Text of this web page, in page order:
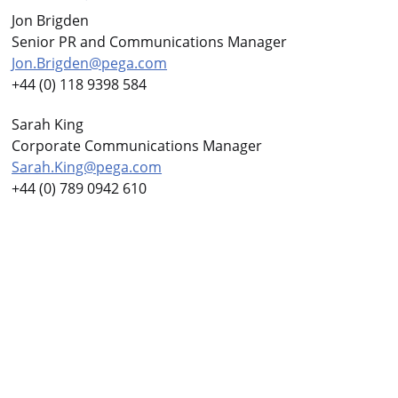
Jon Brigden
Senior PR and Communications Manager
Jon.Brigden@pega.com
+44 (0) 118 9398 584
Sarah King
Corporate Communications Manager
Sarah.King@pega.com
+44 (0) 789 0942 610